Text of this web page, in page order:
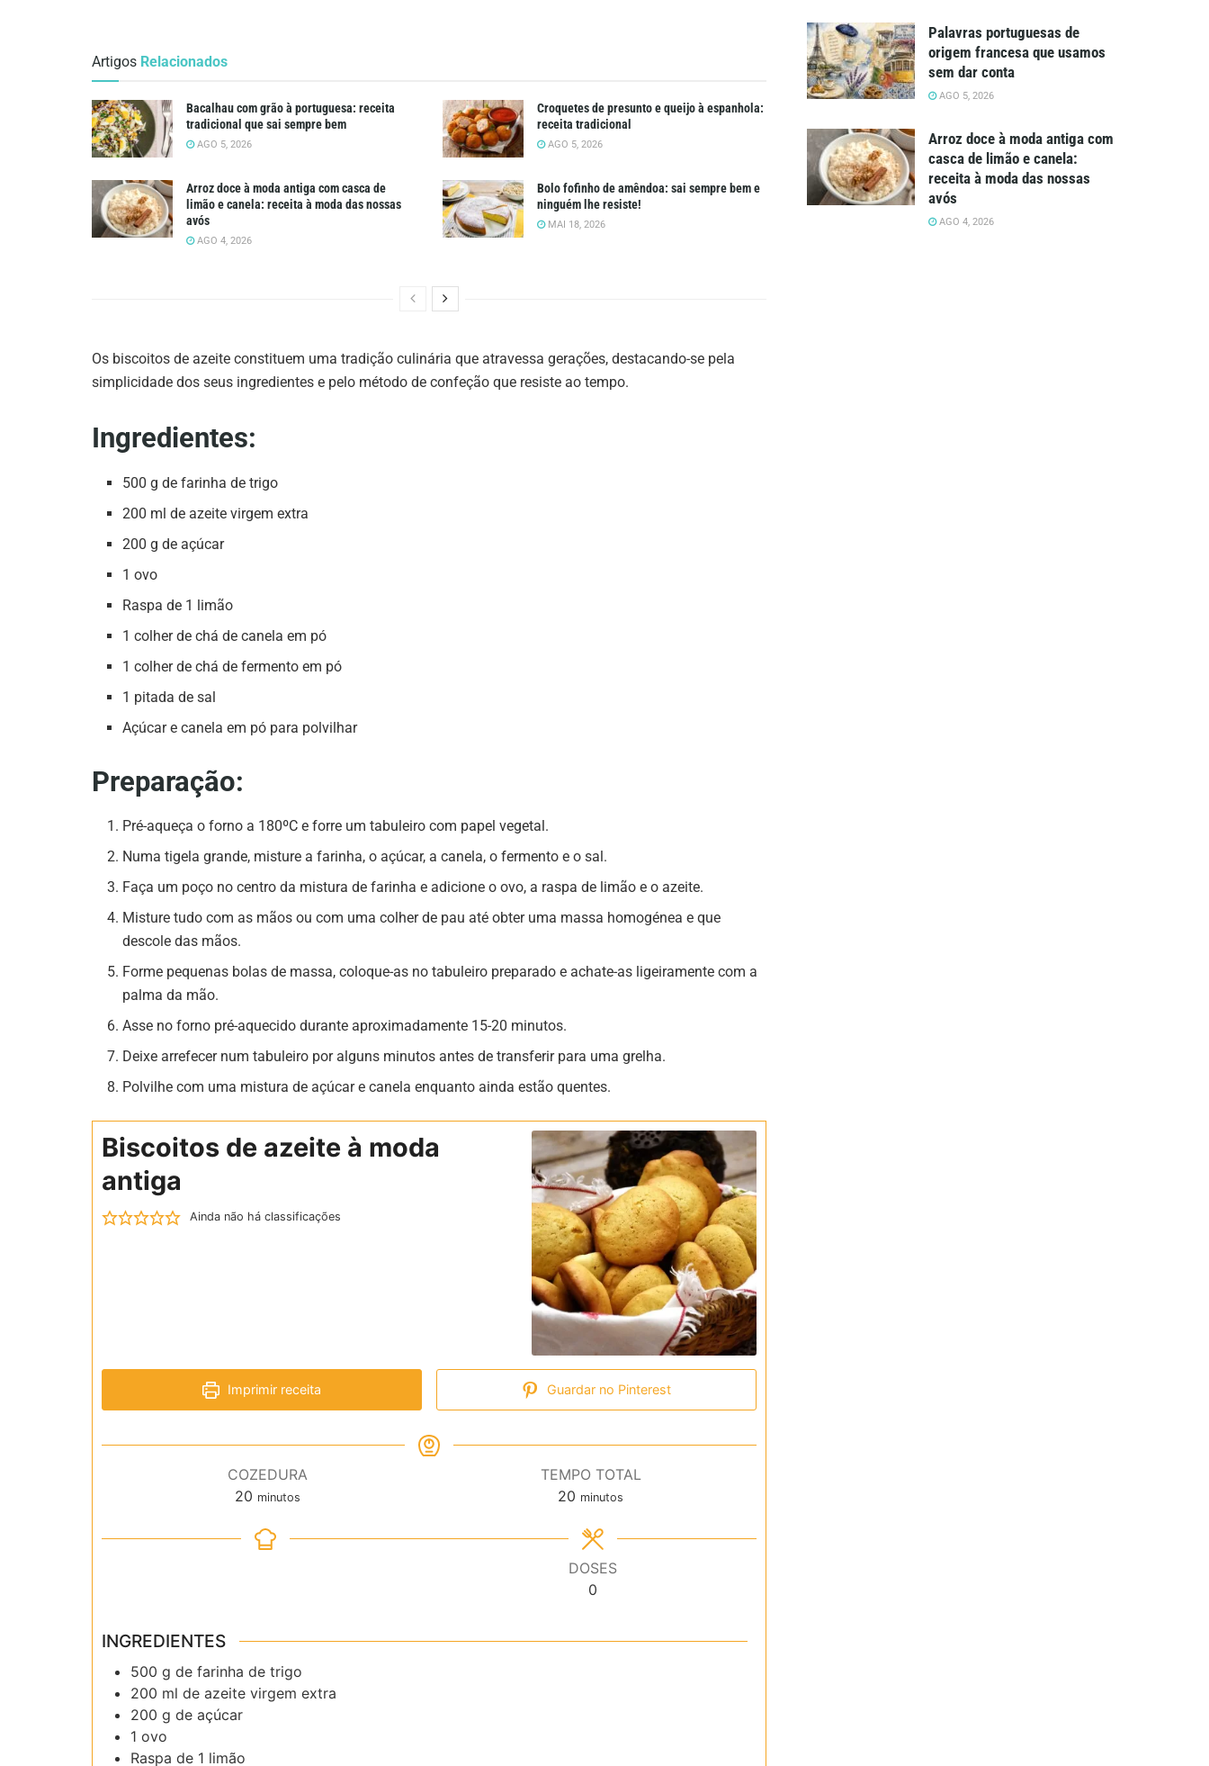
Artigos Relacionados
Bacalhau com grão à portuguesa: receita
tradicional que sai sempre bem
AGO 5, 2026
Croquetes de presunto e queijo à espanhola:
receita tradicional
AGO 5, 2026
Arroz doce à moda antiga com casca de
limão e canela: receita à moda das nossas
avós
AGO 4, 2026
Bolo fofinho de amêndoa: sai sempre bem e
ninguém lhe resiste!
MAI 18, 2026
Os biscoitos de azeite constituem uma tradição culinária que atravessa gerações, destacando-se pela
simplicidade dos seus ingredientes e pelo método de confeção que resiste ao tempo.
Ingredientes:
500 g de farinha de trigo
200 ml de azeite virgem extra
200 g de açúcar
1 ovo
Raspa de 1 limão
1 colher de chá de canela em pó
1 colher de chá de fermento em pó
1 pitada de sal
Açúcar e canela em pó para polvilhar
Preparação:
Pré-aqueça o forno a 180ºC e forre um tabuleiro com papel vegetal.
Numa tigela grande, misture a farinha, o açúcar, a canela, o fermento e o sal.
Faça um poço no centro da mistura de farinha e adicione o ovo, a raspa de limão e o azeite.
Misture tudo com as mãos ou com uma colher de pau até obter uma massa homogénea e que
descole das mãos.
Forme pequenas bolas de massa, coloque-as no tabuleiro preparado e achate-as ligeiramente com a
palma da mão.
Asse no forno pré-aquecido durante aproximadamente 15-20 minutos.
Deixe arrefecer num tabuleiro por alguns minutos antes de transferir para uma grelha.
Polvilhe com uma mistura de açúcar e canela enquanto ainda estão quentes.
Biscoitos de azeite à moda
antiga
Ainda não há classificações
Imprimir receita Guardar no Pinterest
COZEDURA
20 minutos
minutos
TEMPO TOTAL
20 minutos
minutos
DOSES
0
INGREDIENTES
500 g de farinha de trigo
200 ml de azeite virgem extra
200 g de açúcar
1 ovo
Raspa de 1 limão
Palavras portuguesas de
origem francesa que usamos
sem dar conta
AGO 5, 2026
Arroz doce à moda antiga com
casca de limão e canela:
receita à moda das nossas
avós
AGO 4, 2026